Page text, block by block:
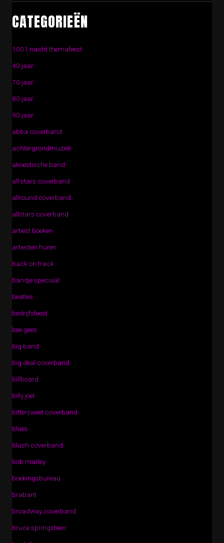
CATEGORIEËN
1001 nacht themafeest
40 jaar
70 jaar
80 jaar
90 jaar
abba coverband
achtergrondmuziek
akoestische band
all stars coverband
allround coverband
allstars coverband
artiest boeken
artiesten huren
back on track
bandje speciaal
beatles
bedrijfsfeest
bee gees
big band
big deal coverband
billboard
billy joel
bittersweet coverband
blues
blush coverband
bob marley
boekingsbureau
brabant
broadway coverband
bruce springsteen